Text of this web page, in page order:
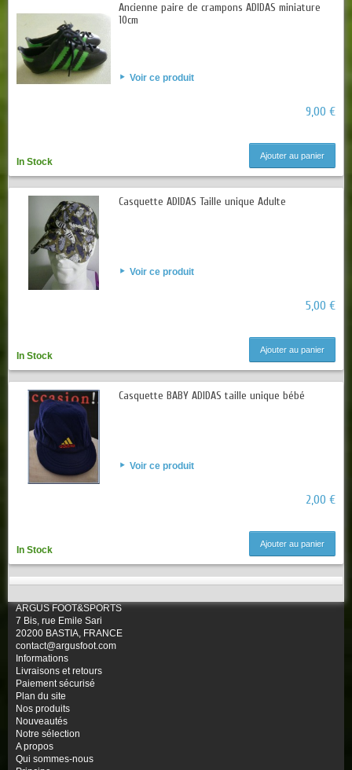
Ancienne paire de crampons ADIDAS miniature
10cm
Voir ce produit
9,00 €
In Stock
Ajouter au panier
Casquette ADIDAS Taille unique Adulte
Voir ce produit
5,00 €
In Stock
Ajouter au panier
Casquette BABY ADIDAS taille unique bébé
Voir ce produit
2,00 €
In Stock
Ajouter au panier
ARGUS FOOT&SPORTS
7 Bis, rue Emile Sari
20200 BASTIA, FRANCE
contact@argusfoot.com
Informations
Livraisons et retours
Paiement sécurisé
Plan du site
Nos produits
Nouveautés
Notre sélection
A propos
Qui sommes-nous